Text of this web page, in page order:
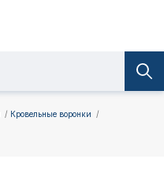
Кровельные воронки